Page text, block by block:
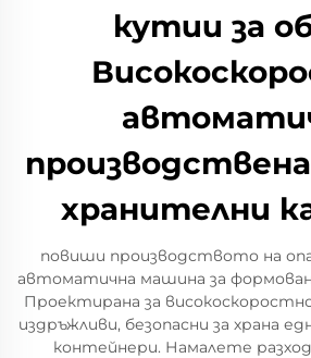
кутии за
хранителни
повиши производството на
автоматична машина за
Проектирана за
издръжливи, безопасни за храна
контейнери. Намалете